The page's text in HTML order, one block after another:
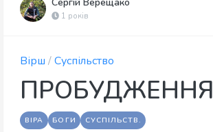
1 років
Вірш /Суспільство
ПРОБУДЖЕННЯ
ВІРА БОГИ СУСПІЛЬСТВ.